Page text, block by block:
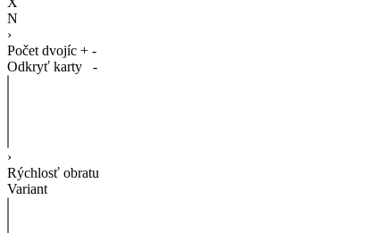
N
›
Počet dvojíc + -
Odkryť karty
-
›
Rýchlosť obratu
Variant